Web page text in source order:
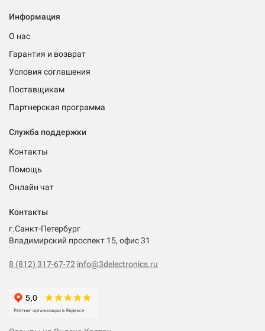
Информация
О нас
Гарантия и возврат
Условия соглашения
Поставщикам
Партнерская программа
Служба поддержки
Контакты
Помощь
Онлайн чат
Контакты
г.Санкт-Петербург
Владимирский проспект 15, офис 31
8 (812) 317-67-72 info@3delectronics.ru